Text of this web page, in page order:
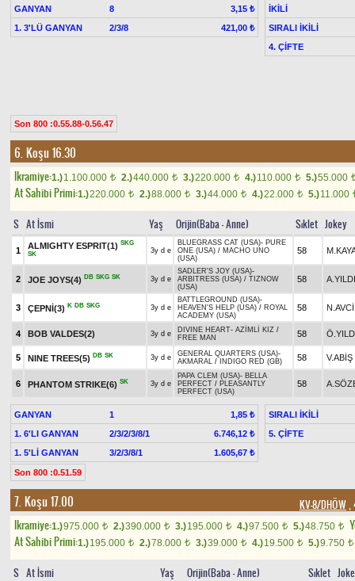
GANYAN 8
3,15 ₺
1. 3'LÜ GANYAN
2/3/8 421,00 ₺
İKİLİ
SIRALI İKİLİ
4. ÇİFTE
Son 800 :0.55.88-0.56.47
6. Koşu 16.30
Ikramiye:1.)1.100.000 t 2.)440.000 t 3.)220.000 t 4.)110.000 t 5.)55.000
At Sahibi Primi:1.)220.000 t 2.)88.000 t 3.)44.000 t 4.)22.000 t 5.)11.000
S At İsmi Yaş Orijin(Baba - Anne) Sıklet Jokey
1
ALMIGHTY ESPRIT(1) SKG
SK
3y d e
BLUEGRASS CAT (USA)- PURE
ONE (USA) / MACHO UNO
(USA)
58
2 JOE JOYS(4) DB SKG SK 3y d e
SADLER'S JOY (USA)-
ARBITRESS (USA) / TIZNOW
(USA)
58
3 ÇEPNİ(3) K DB SKG 3y d e
BATTLEGROUND (USA)-
HEAVEN'S HELP (USA) / ROYAL
ACADEMY (USA)
58 N.AVCİ
4 BOB VALDES(2) 3y d e DIVINE HEART- AZİMLİ KIZ /
FREE MAN
58
5 NINE TREES(5) DB SK 3y d e GENERAL QUARTERS (USA)-
AKMARAL / INDIGO RED (GB) 58 V.ABİŞ
6 PHANTOM STRIKE(6) SK 3y d e
PAPA CLEM (USA)- BELLA
PERFECT / PLEASANTLY
PERFECT (USA)
58
GANYAN 1
1,85 ₺
1. 6'LI GANYAN
2/3/2/3/8/1
6.746,12 ₺
1. 5'Lİ GANYAN
3/2/3/8/1 1.605,67 ₺
SIRALI İKİLİ
5. ÇİFTE
Son 800 :0.51.59
7. Koşu 17.00 KV-8/DHÖW,
Ikramiye:1.)975.000 t 2.)390.000 t 3.)195.000 t 4.)97.500 t 5.)48.750 t
At Sahibi Primi:1.)195.000 t 2.)78.000 t 3.)39.000 t 4.)19.500 t 5.)9.750 t
S At İsmi Yaş Orijin(Baba - Anne) Sıklet